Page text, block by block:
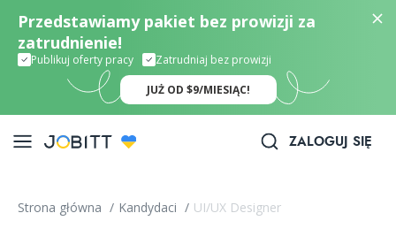
Przedstawiamy pakiet bez prowizji za
zatrudnienie!
Publikuj oferty pracy Zatrudniaj bez prowizji
JUŻ OD $9/MIESIĄC!
ZALOGUJ SIĘ
Strona główna / Kandydaci / UI/UX Designer